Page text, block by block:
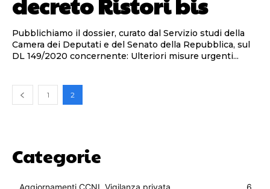
Pubblichiamo il dossier, curato dal Servizio studi della
Camera dei Deputati e del Senato della Repubblica, sul
DL 149/2020 concernente: Ulteriori misure urgenti...
1 2
Categorie